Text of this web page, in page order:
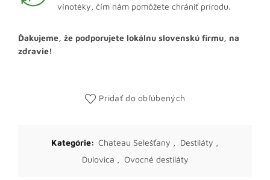
vínotéky, čím nám pomôžete chrániť prírodu.
Ďakujeme, že podporujete lokálnu slovenskú firmu, na
zdravie!
Pridať do obľúbených
Kategórie: Chateau Selešťany , Destiláty ,
Dulovica , Ovocné destiláty